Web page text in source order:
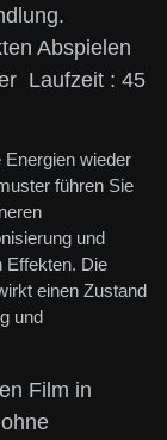
Abspielen
Laufzeit : 45
Energien wieder
führen Sie
und
Effekten. Die
einen Zustand
und
Film in